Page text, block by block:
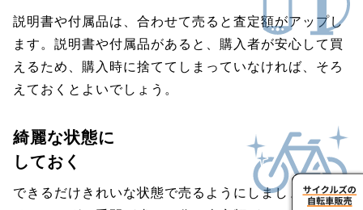
説明書や付属品は、合わせて売ると査定額がアップし
ます。説明書や付属品があると、購入者が安心して買
えるため、購入時に捨ててしまっていなければ、そろ
えておくとよいでしょう。
綺麗な状態に
しておく
できるだけきれいな状態で売るようにしましょう。ク